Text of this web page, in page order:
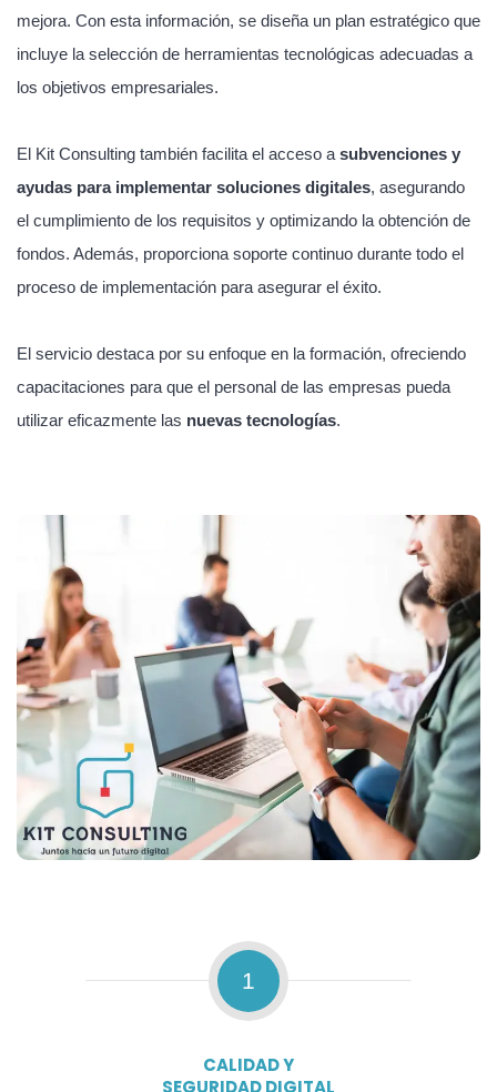
mejora. Con esta información, se diseña un plan estratégico que
incluye la selección de herramientas tecnológicas adecuadas a
los objetivos empresariales.
El Kit Consulting también facilita el acceso a subvenciones y
ayudas para implementar soluciones digitales, asegurando
el cumplimiento de los requisitos y optimizando la obtención de
fondos. Además, proporciona soporte continuo durante todo el
proceso de implementación para asegurar el éxito.
El servicio destaca por su enfoque en la formación, ofreciendo
capacitaciones para que el personal de las empresas pueda
utilizar eficazmente las nuevas tecnologías.
1
CALIDAD Y
SEGURIDAD DIGITAL